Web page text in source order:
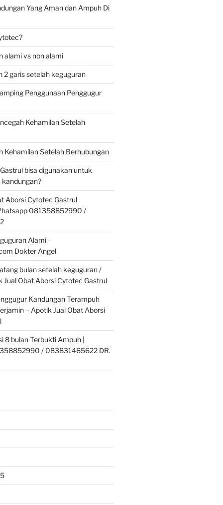
Yang Aman dan Ampuh Di
alami vs non alami
2 garis setelah keguguran
Penggunaan Penggugur
Kehamilan Setelah
Kehamilan Setelah Berhubungan
bisa digunakan untuk
Aborsi Cytotec Gastrul
081358852990 /
Alami –
Dokter Angel
bulan setelah keguguran /
Jual Obat Aborsi Cytotec Gastrul
Kandungan Terampuh
– Apotik Jual Obat Aborsi
8 bulan Terbukti Ampuh |
/ 083831465622 DR.